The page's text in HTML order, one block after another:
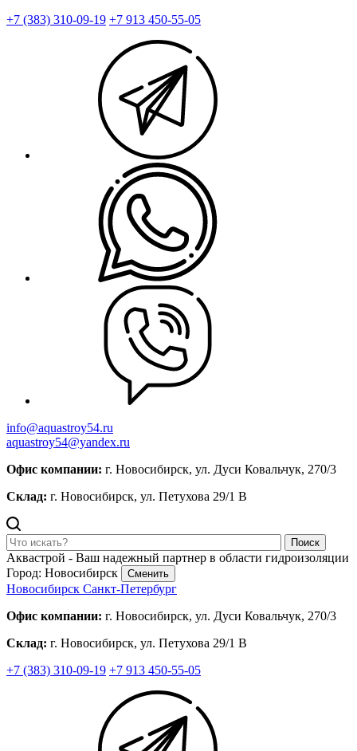
+7 (383) 310-09-19 +7 913 450-55-05
info@aquastroy54.ru
aquastroy54@yandex.ru
Офис компании: г. Новосибирск, ул. Дуси Ковальчук, 270/3
Склад: г. Новосибирск, ул. Петухова 29/1 В
Поиск
Аквастрой - Ваш надежный партнер в области гидроизоляции
Город: Новосибирск
Сменить
Новосибирск Санкт-Петербург
Офис компании: г. Новосибирск, ул. Дуси Ковальчук, 270/3
Склад: г. Новосибирск, ул. Петухова 29/1 В
+7 (383) 310-09-19 +7 913 450-55-05